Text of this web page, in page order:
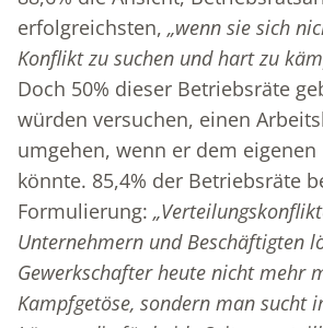
erfolgreichsten, „wenn sie sich
Konflikt zu suchen und hart zu
Doch 50% dieser Betriebsräte
würden versuchen, einen
umgehen, wenn er dem
könnte. 85,4% der Betriebsräte
Formulierung:
Unternehmern und Beschäftigten
Gewerkschafter heute nicht mehr
Kampfgetöse, sondern man sucht